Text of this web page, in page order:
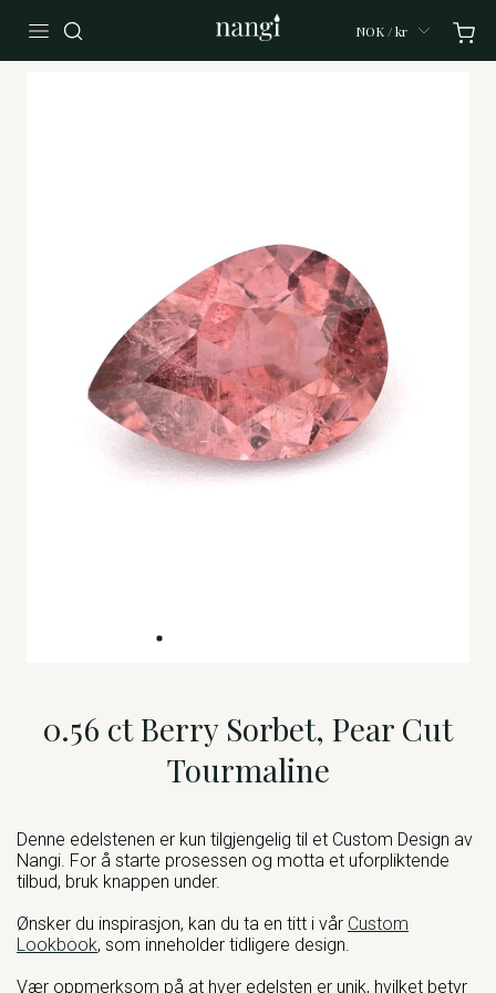
NOK / kr
0.56 ct Berry Sorbet, Pear Cut
Tourmaline
Denne edelstenen er kun tilgjengelig til et Custom Design av
Nangi. For å starte prosessen og motta et uforpliktende
tilbud, bruk knappen under.
Ønsker du inspirasjon, kan du ta en titt i vår Custom
Lookbook, som inneholder tidligere design.
Vær oppmerksom på at hver edelsten er unik, hvilket betyr